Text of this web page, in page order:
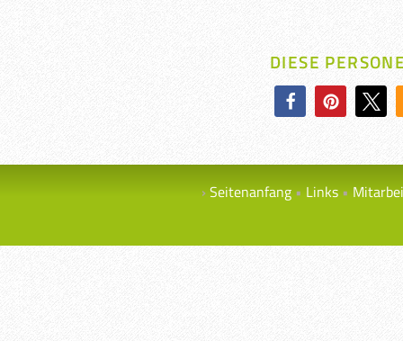
DIESE
Seitenanfang Links